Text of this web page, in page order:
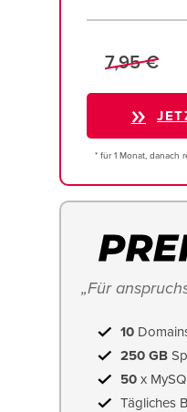
7,95 €
* für 1 Monat, danach
„Für
10
250 GB
50 x
Tägliches